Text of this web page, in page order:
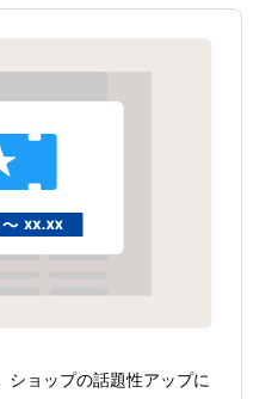
ショップの話題性アップに